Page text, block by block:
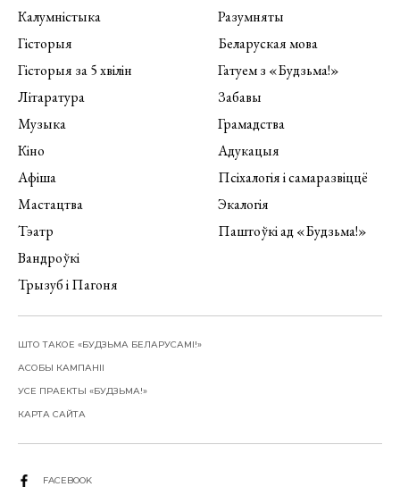
Калумністыка
Гісторыя
Гісторыя за 5 хвілін
Літаратура
Музыка
Кіно
Афіша
Мастацтва
Тэатр
Вандроўкі
Трызуб і Пагоня
Разумняты
Беларуская мова
Гатуем з «Будзьма!»
Забавы
Грамадства
Адукацыя
Псіхалогія і самаразвіццё
Экалогія
Паштоўкі ад «Будзьма!»
ШТО ТАКОЕ «БУДЗЬМА БЕЛАРУСАМІ!»
АСОБЫ КАМПАНІІ
УСЕ ПРАЕКТЫ «БУДЗЬМА!»
КАРТА САЙТА
FACEBOOK